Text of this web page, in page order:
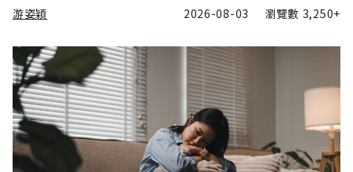
游姿穎 2026-08-03 瀏覽數 3,250+